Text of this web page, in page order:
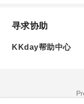
寻求协助
KKday帮助中心